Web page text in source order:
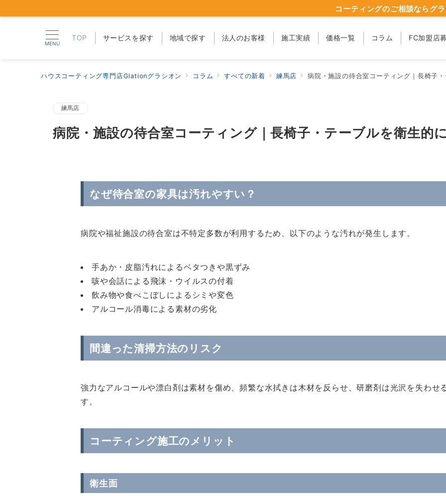
MENU
TOP サービスを探す 地域で探す 法人のお客様 施工実績 価格一覧 コラム FC加盟店
コーティングのご相談ならグ
ハウスコーティング専門店Glationグラシオン コラム すべての新着 練馬店 病院・施設の待合室コーティング｜長椅子
練馬店
病院・施設の待合室コーティング｜長椅子・テーブルを衛生的
なぜ待合室の家具は汚れやすい？
病院や福祉施設の待合室は不特定多数が利用するため、以下のような汚れが発生します。
手あか・皮脂汚れによるベタつきや黒ずみ
咳や会話による飛沫・ウイルスの付着
飲み物や食べこぼしによるシミや変色
アルコール消毒による素材の劣化
間違った清掃方法のリスク
強力なアルコールや漂白剤は素材を傷め、頻繁な水拭きは木材を反らせ、研磨剤は光沢を失わせ
す。
コーティング施工のメリット
衛生面